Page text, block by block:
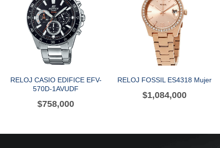
RELOJ CASIO EDIFICE EFV-
570D-1AVUDF
$758,000
RELOJ FOSSIL ES4318 Mujer
$1,084,000